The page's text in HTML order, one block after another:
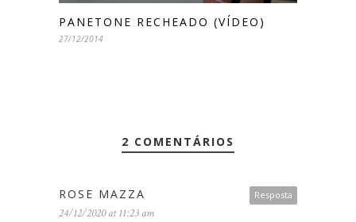
PANETONE RECHEADO (VÍDEO)
27/12/2014
2 COMENTÁRIOS
Resposta
ROSE MAZZA
24/12/2020 at 11:23 am